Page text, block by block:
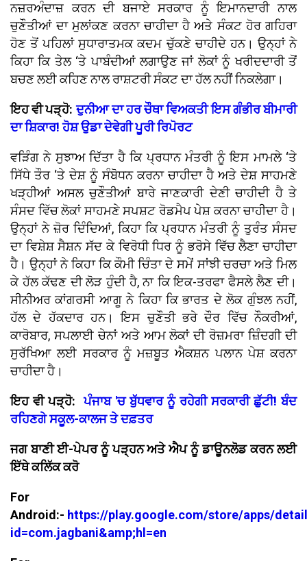
ਨਜ਼ਰਅੰਦਾਜ਼ ਕਰਨ ਦੀ ਬਜਾਏ ਸਰਕਾਰ ਨੂੰ ਇਮਾਨਦਾਰੀ ਨਾਲ
ਚੁਣੌਤੀਆਂ ਦਾ ਮੁਲਾਂਕਣ ਕਰਨਾ ਚਾਹੀਦਾ ਹੈ ਅਤੇ ਸੰਕਟ ਹੋਰ ਗਹਿਰਾ
ਹੋਣ ਤੋਂ ਪਹਿਲਾਂ ਸੁਧਾਰਾਤਮਕ ਕਦਮ ਚੁੱਕਣੇ ਚਾਹੀਦੇ ਹਨ। ਉਨ੍ਹਾਂ ਨੇ
ਕਿਹਾ ਕਿ ਤੇਲ ‘ਤੇ ਪਾਬੰਦੀਆਂ ਲਗਾਉਣ ਜਾਂ ਲੋਕਾਂ ਨੂੰ ਖਰੀਦਦਾਰੀ ਤੋਂ
ਬਚਣ ਲਈ ਕਹਿਣ ਨਾਲ ਰਾਸ਼ਟਰੀ ਸੰਕਟ ਦਾ ਹੱਲ ਨਹੀਂ ਨਿਕਲੇਗਾ।
ਇਹ ਵੀ ਪੜ੍ਹੋ:ਦੁਨੀਆ ਦਾ ਹਰ ਚੌਥਾ ਵਿਅਕਤੀ ਇਸ ਗੰਭੀਰ ਬੀਮਾਰੀ
ਦਾ ਸ਼ਿਕਾਰ! ਹੋਸ਼ ਉਡਾ ਦੇਵੇਗੀ ਪੂਰੀ ਰਿਪੋਰਟ
ਵੜਿੰਗ ਨੇ ਸੁਝਾਅ ਦਿੱਤਾ ਹੈ ਕਿ ਪ੍ਰਧਾਨ ਮੰਤਰੀ ਨੂੰ ਇਸ ਮਾਮਲੇ ‘ਤੇ
ਸਿੱਧੇ ਤੌਰ ‘ਤੇ ਦੇਸ਼ ਨੂੰ ਸੰਬੋਧਨ ਕਰਨਾ ਚਾਹੀਦਾ ਹੈ ਅਤੇ ਦੇਸ਼ ਸਾਹਮਣੇ
ਖੜ੍ਹੀਆਂ ਅਸਲ ਚੁਣੌਤੀਆਂ ਬਾਰੇ ਜਾਣਕਾਰੀ ਦੇਣੀ ਚਾਹੀਦੀ ਹੈ ਤੇ
ਸੰਸਦ ਵਿੱਚ ਲੋਕਾਂ ਸਾਹਮਣੇ ਸਪਸ਼ਟ ਰੋਡਮੈਪ ਪੇਸ਼ ਕਰਨਾ ਚਾਹੀਦਾ ਹੈ।
ਉਨ੍ਹਾਂ ਨੇ ਜ਼ੋਰ ਦਿੰਦਿਆਂ, ਕਿਹਾ ਕਿ ਪ੍ਰਧਾਨ ਮੰਤਰੀ ਨੂੰ ਤੁਰੰਤ ਸੰਸਦ
ਦਾ ਵਿਸ਼ੇਸ਼ ਸੈਸ਼ਨ ਸੱਦ ਕੇ ਵਿਰੋਧੀ ਧਿਰ ਨੂੰ ਭਰੋਸੇ ਵਿੱਚ ਲੈਣਾ ਚਾਹੀਦਾ
ਹੈ। ਉਨ੍ਹਾਂ ਨੇ ਕਿਹਾ ਕਿ ਕੌਮੀ ਚਿੰਤਾ ਦੇ ਸਮੇਂ ਸਾਂਝੀ ਚਰਚਾ ਅਤੇ ਮਿਲ
ਕੇ ਹੱਲ ਕੱਢਣ ਦੀ ਲੋੜ ਹੁੰਦੀ ਹੈ, ਨਾ ਕਿ ਇਕ-ਤਰਫਾ ਫੈਸਲੇ ਲੈਣ ਦੀ।
ਸੀਨੀਅਰ ਕਾਂਗਰਸੀ ਆਗੂ ਨੇ ਕਿਹਾ ਕਿ ਭਾਰਤ ਦੇ ਲੋਕ ਗੁੰਝਲ ਨਹੀਂ,
ਹੱਲ ਦੇ ਹੱਕਦਾਰ ਹਨ। ਇਸ ਚੁਣੌਤੀ ਭਰੇ ਦੌਰ ਵਿੱਚ ਨੌਕਰੀਆਂ,
ਕਾਰੋਬਾਰ, ਸਪਲਾਈ ਚੇਨਾਂ ਅਤੇ ਆਮ ਲੋਕਾਂ ਦੀ ਰੋਜ਼ਮਰਾ ਜ਼ਿੰਦਗੀ ਦੀ
ਸੁਰੱਖਿਆ ਲਈ ਸਰਕਾਰ ਨੂੰ ਮਜ਼ਬੂਤ ਐਕਸ਼ਨ ਪਲਾਨ ਪੇਸ਼ ਕਰਨਾ
ਚਾਹੀਦਾ ਹੈ।
ਇਹ ਵੀ ਪੜ੍ਹੋ:
ਪੰਜਾਬ 'ਚ ਬੁੱਧਵਾਰ ਨੂੰ ਰਹੇਗੀ ਸਰਕਾਰੀ ਛੁੱਟੀ! ਬੰਦ
ਰਹਿਣਗੇ ਸਕੂਲ-ਕਾਲਜ ਤੇ ਦਫ਼ਤਰ
ਜਗ ਬਾਣੀ ਈ-ਪੇਪਰ ਨੂੰ ਪੜ੍ਹਨ ਅਤੇ ਐਪ ਨੂੰ ਡਾਊਨਲੋਡ ਕਰਨ ਲਈ
ਇੱਥੇ ਕਲਿੱਕ ਕਰੋ
For
Android:- https://play.google.com/store/apps/
id=com.jagbani&amp;hl=en